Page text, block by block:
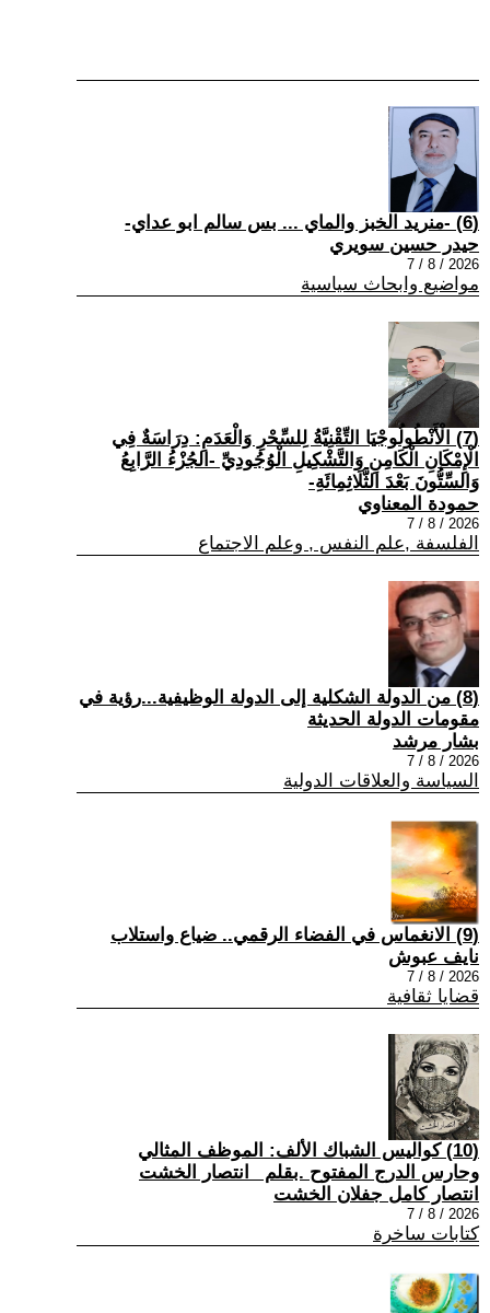
(6) -منريد الخبز والماي ... بس سالم ابو عداي-
حيدر حسين سويري
2026 / 8 / 7
مواضيع وابحاث سياسية
(7) الْأَنْطُولُوجْيَا التِّقْنِيَّةُ لِلسِّحْرِ وَالْعَدَمِ: دِرَاسَةٌ فِي
الْإِمْكَانِ الْكَامِنِ وَالتَّشْكِيلِ الْوُجُودِيِّ -الجُزْءُ الرَّابِعُ
وَالسِّتُّونَ بَعْدَ الثَّلَاثِمِائَةِ-
حمودة المعناوي
2026 / 8 / 7
الفلسفة ,علم النفس , وعلم الاجتماع
(8) من الدولة الشكلية إلى الدولة الوظيفية...رؤية في
مقومات الدولة الحديثة
بشار مرشد
2026 / 8 / 7
السياسة والعلاقات الدولية
(9) الانغماس في الفضاء الرقمي.. ضياع واستلاب
نايف عبوش
2026 / 8 / 7
قضايا ثقافية
(10) كواليس الشباك الألف: الموظف المثالي
وحارس الدرج المفتوح .بقلم _انتصار الخشت
انتصار كامل جفلان الخشت
2026 / 8 / 7
كتابات ساخرة